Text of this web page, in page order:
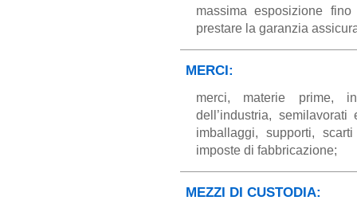
massima esposizione
prestare la garanzia
MERCI:
merci, materie prime,
dell’industria,
imballaggi, supporti,
imposte di fabbricazione;
MEZZI DI CUSTODIA: